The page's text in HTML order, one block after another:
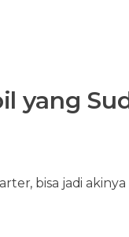
yang
bisa jadi